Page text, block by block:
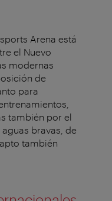
Arena está
el Nuevo
modernas
de
para
también por el
bravas, de
también